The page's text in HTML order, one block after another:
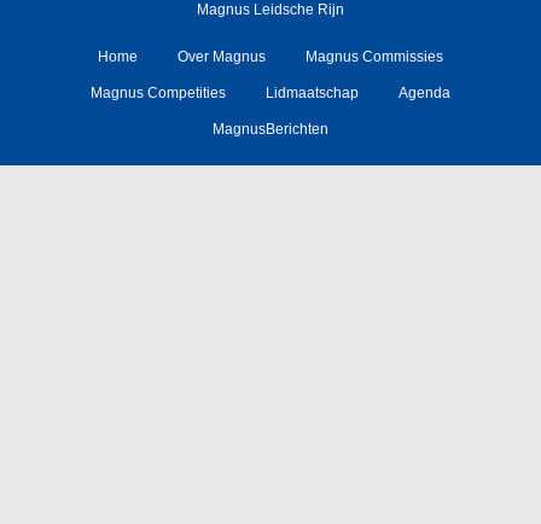
Magnus Leidsche Rijn
Home Over Magnus Magnus Commissies
Magnus Competities Lidmaatschap Agenda
MagnusBerichten